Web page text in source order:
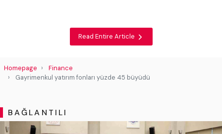
Read Entire Article
Homepage
Finance
Gayrimenkul yatırım fonları yüzde 45 büyüdü
BAĞLANTILI